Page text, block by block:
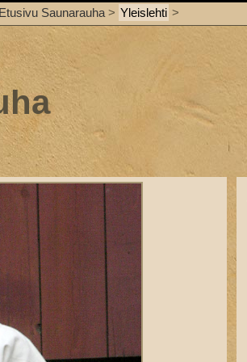
Etusivu Saunarauha > Yleislehti >